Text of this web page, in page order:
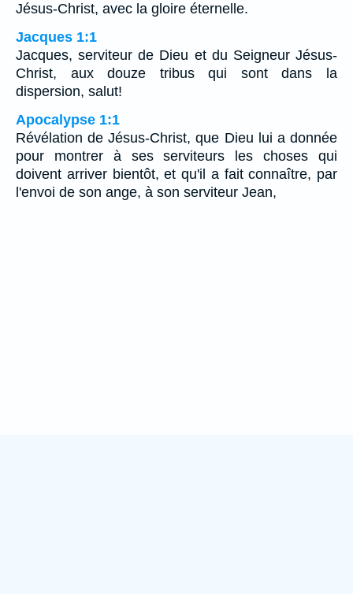
Jésus-Christ, avec la gloire éternelle.
Jacques 1:1
Jacques, serviteur de Dieu et du Seigneur Jésus-
Christ, aux douze tribus qui sont dans la
dispersion, salut!
Apocalypse 1:1
Révélation de Jésus-Christ, que Dieu lui a donnée
pour montrer à ses serviteurs les choses qui
doivent arriver bientôt, et qu'il a fait connaître, par
l'envoi de son ange, à son serviteur Jean,